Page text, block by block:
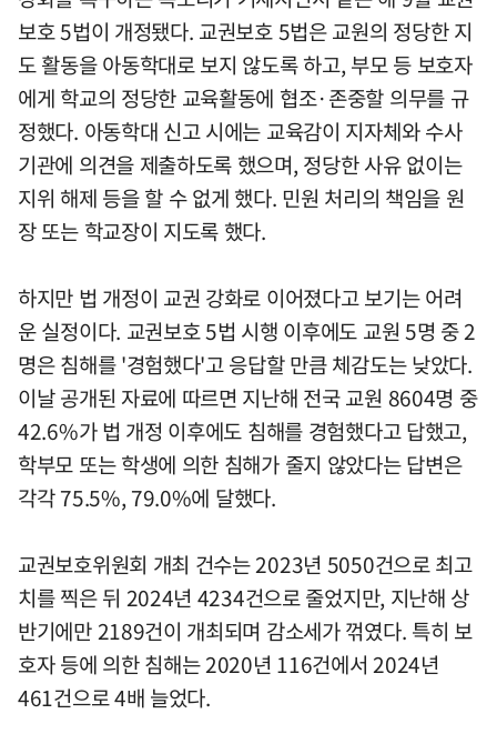
보호 5법이 개정됐다. 교권보호 5법은 교원의 정당한 지
도 활동을 아동학대로 보지 않도록 하고, 부모 등 보호자
에게 학교의 정당한 교육활동에 협조·존중할 의무를 규
정했다. 아동학대 신고 시에는 교육감이 지자체와 수사
기관에 의견을 제출하도록 했으며, 정당한 사유 없이는
지위 해제 등을 할 수 없게 했다. 민원 처리의 책임을 원
장 또는 학교장이 지도록 했다.
하지만 법 개정이 교권 강화로 이어졌다고 보기는 어려
운 실정이다. 교권보호 5법 시행 이후에도 교원 5명 중 2
명은 침해를 '경험했다'고 응답할 만큼 체감도는 낮았다.
이날 공개된 자료에 따르면 지난해 전국 교원 8604명 중
42.6%가 법 개정 이후에도 침해를 경험했다고 답했고,
학부모 또는 학생에 의한 침해가 줄지 않았다는 답변은
각각 75.5%, 79.0%에 달했다.
교권보호위원회 개최 건수는 2023년 5050건으로 최고
치를 찍은 뒤 2024년 4234건으로 줄었지만, 지난해 상
반기에만 2189건이 개최되며 감소세가 꺾였다. 특히 보
호자 등에 의한 침해는 2020년 116건에서 2024년
461건으로 4배 늘었다.